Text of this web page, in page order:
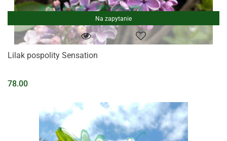
Na zapytanie
Lilak pospolity Sensation
78.00